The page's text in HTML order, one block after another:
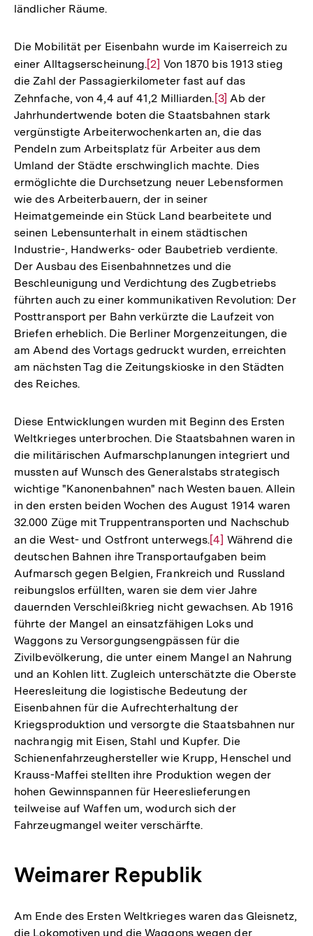
ländlicher Räume.
Die Mobilität per Eisenbahn wurde im Kaiserreich zu
einer Alltagserscheinung.Zur
Auflösung
der
Fußnote
[2] Von 1870 bis 1913 stieg
die Zahl der Passagierkilometer fast auf das
Zehnfache, von 4,4 auf 41,2 Milliarden. Zur
Auflösung
der
Fußnote
[3] Ab der
Jahrhundertwende boten die Staatsbahnen stark
vergünstigte Arbeiterwochenkarten an, die das
Pendeln zum Arbeitsplatz für Arbeiter aus dem
Umland der Städte erschwinglich machte. Dies
ermöglichte die Durchsetzung neuer Lebensformen
wie des Arbeiterbauern, der in seiner
Heimatgemeinde ein Stück Land bearbeitete und
seinen Lebensunterhalt in einem städtischen
Industrie-, Handwerks- oder Baubetrieb verdiente.
Der Ausbau des Eisenbahnnetzes und die
Beschleunigung und Verdichtung des Zugbetriebs
führten auch zu einer kommunikativen Revolution: Der
Posttransport per Bahn verkürzte die Laufzeit von
Briefen erheblich. Die Berliner Morgenzeitungen, die
am Abend des Vortags gedruckt wurden, erreichten
am nächsten Tag die Zeitungskioske in den Städten
des Reiches.
Diese Entwicklungen wurden mit Beginn des Ersten
Weltkrieges unterbrochen. Die Staatsbahnen waren in
die militärischen Aufmarschplanungen integriert und
mussten auf Wunsch des Generalstabs strategisch
wichtige "Kanonenbahnen" nach Westen bauen. Allein
in den ersten beiden Wochen des August 1914 waren
32.000 Züge mit Truppentransporten und Nachschub
an die West- und Ostfront unterwegs.Zur
Auflösung
der
Fußnote
[4] Während die
deutschen Bahnen ihre Transportaufgaben beim
Aufmarsch gegen Belgien, Frankreich und Russland
reibungslos erfüllten, waren sie dem vier Jahre
dauernden Verschleißkrieg nicht gewachsen. Ab 1916
führte der Mangel an einsatzfähigen Loks und
Waggons zu Versorgungsengpässen für die
Zivilbevölkerung, die unter einem Mangel an Nahrung
und an Kohlen litt. Zugleich unterschätzte die Oberste
Heeresleitung die logistische Bedeutung der
Eisenbahnen für die Aufrechterhaltung der
Kriegsproduktion und versorgte die Staatsbahnen nur
nachrangig mit Eisen, Stahl und Kupfer. Die
Schienenfahrzeughersteller wie Krupp, Henschel und
Krauss-Maffei stellten ihre Produktion wegen der
hohen Gewinnspannen für Heereslieferungen
teilweise auf Waffen um, wodurch sich der
Fahrzeugmangel weiter verschärfte.
Weimarer Republik
Am Ende des Ersten Weltkrieges waren das Gleisnetz,
die Lokomotiven und die Waggons wegen der